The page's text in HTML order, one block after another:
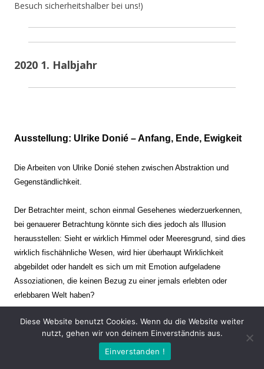
Besuch sicherheitshalber bei uns!)
2020 1. Halbjahr
Ausstellung: Ulrike Donié – Anfang, Ende, Ewigkeit
Die Arbeiten von Ulrike Donié stehen zwischen Abstraktion und
Gegenständlichkeit.
Der Betrachter meint, schon einmal Gesehenes wiederzuerkennen,
bei genauerer Betrachtung könnte sich dies jedoch als Illusion
herausstellen: Sieht er wirklich Himmel oder Meeresgrund, sind dies
wirklich fischähnliche Wesen, wird hier überhaupt Wirklichkeit
abgebildet oder handelt es sich um mit Emotion aufgeladene
Assoziationen, die keinen Bezug zu einer jemals erlebten oder
erlebbaren Welt haben?
Verharren und Dynamik stehen sich dabei gegenüber. Zeit steht still
oder verrinnt im Nu. Es soll dabei eine Spannung, auch farblich, bis
zur Schmerzgrenze erzeugt werden. Die Arbeiten stellen ambivalente
Diese Website benutzt Cookies. Wenn du die Website weiter
nutzt, gehen wir von deinem Einverständnis aus.
Einverstanden !